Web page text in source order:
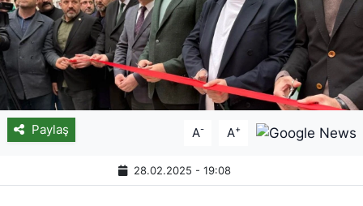
Paylaş A- A+
28.02.2025 - 19:08